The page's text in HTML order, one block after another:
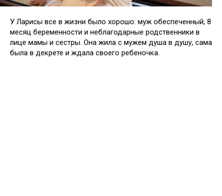
У Ларисы все в жизни было хорошо: муж обеспеченный, 8
месяц беременности и неблагодарные родственники в
лице мамы и сестры. Она жила с мужем душа в душу, сама
была в декрете и ждала своего ребеночка.